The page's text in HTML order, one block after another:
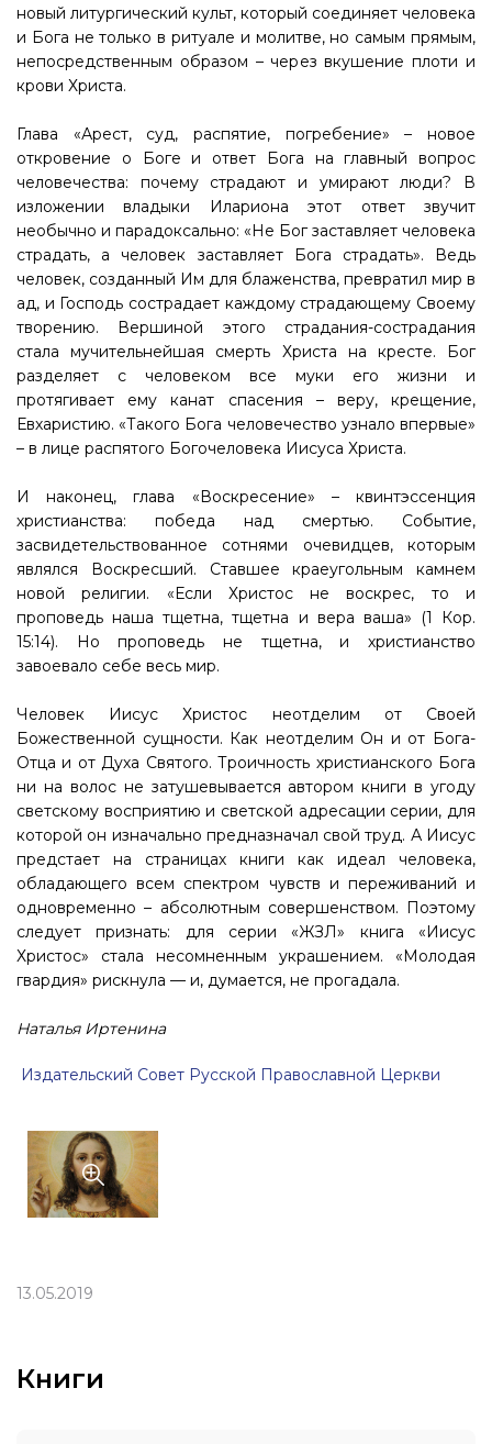
новый литургический культ, который соединяет человека
и Бога не только в ритуале и молитве, но самым прямым,
непосредственным образом – через вкушение плоти и
крови Христа.
Глава «Арест, суд, распятие, погребение» – новое
откровение о Боге и ответ Бога на главный вопрос
человечества: почему страдают и умирают люди? В
изложении владыки Илариона этот ответ звучит
необычно и парадоксально: «Не Бог заставляет человека
страдать, а человек заставляет Бога страдать». Ведь
человек, созданный Им для блаженства, превратил мир в
ад, и Господь сострадает каждому страдающему Своему
творению. Вершиной этого страдания-сострадания
стала мучительнейшая смерть Христа на кресте. Бог
разделяет с человеком все муки его жизни и
протягивает ему канат спасения – веру, крещение,
Евхаристию. «Такого Бога человечество узнало впервые»
– в лице распятого Богочеловека Иисуса Христа.
И наконец, глава «Воскресение» – квинтэссенция
христианства: победа над смертью. Событие,
засвидетельствованное сотнями очевидцев, которым
являлся Воскресший. Ставшее краеугольным камнем
новой религии. «Если Христос не воскрес, то и
проповедь наша тщетна, тщетна и вера ваша» (1 Кор.
15:14). Но проповедь не тщетна, и христианство
завоевало себе весь мир.
Человек Иисус Христос неотделим от Своей
Божественной сущности. Как неотделим Он и от Бога-
Отца и от Духа Святого. Троичность христианского Бога
ни на волос не затушевывается автором книги в угоду
светскому восприятию и светской адресации серии, для
которой он изначально предназначал свой труд. А Иисус
предстает на страницах книги как идеал человека,
обладающего всем спектром чувств и переживаний и
одновременно – абсолютным совершенством. Поэтому
следует признать: для серии «ЖЗЛ» книга «Иисус
Христос» стала несомненным украшением. «Молодая
гвардия» рискнула — и, думается, не прогадала.
Наталья Иртенина
Издательский Совет Русской Православной Церкви
13.05.2019
Книги